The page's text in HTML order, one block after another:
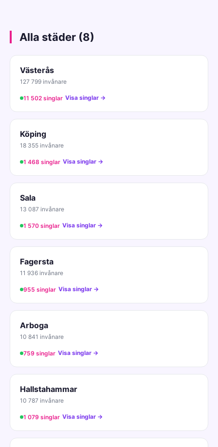
Alla städer (8)
Västerås
127 799 invånare
11 502 singlar Visa singlar →
Köping
18 355 invånare
1 468 singlar Visa singlar →
Sala
13 087 invånare
1 570 singlar Visa singlar →
Fagersta
11 936 invånare
955 singlar Visa singlar →
Arboga
10 841 invånare
759 singlar Visa singlar →
Hallstahammar
10 787 invånare
1 079 singlar Visa singlar →